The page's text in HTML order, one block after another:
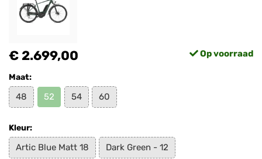
€ 2.699,00 Op voorraad
Maat:
48 52 54 60
Kleur:
Artic Blue Matt 18 Dark Green - 12